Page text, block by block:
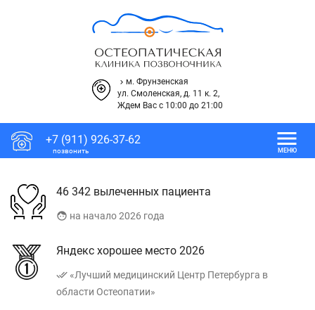
keyboard_arrow_right м. Фрунзенская
ул. Смоленская, д. 11 к. 2,
Ждем Вас с 10:00 до 21:00
+7 (911) 926-37-62
позвонить
menu
МЕНЮ
46 342 вылеченных пациента
face на начало 2026 года
Яндекс хорошее место 2026
done_all «Лучший медицинский Центр Петербурга в
области Остеопатии»